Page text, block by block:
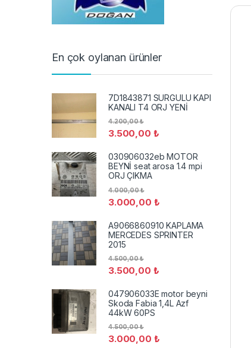
En çok oylanan ürünler
7D1843871 SURGULU KAPI
KANALI T4 ORJ YENİ
3.500,00 ₺
4.200,00₺
030906032eb MOTOR
BEYNİ seat arosa 1.4 mpi
ORJ ÇIKMA
3.000,00 ₺
4.000,00₺
A9066860910 KAPLAMA
MERCEDES SPRINTER
2015
3.500,00 ₺
4.500,00₺
047906033E motor beyni
Skoda Fabia 1,4L Azf
44kW 60PS
3.000,00 ₺
4.500,00₺